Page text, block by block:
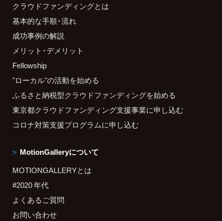
クラウドファンディングとは
基本的な手順・流れ
成功事例の解説
メリット・デメリット
Fellowship
"ローカル"の活動を始める
ふるさと納税型クラウドファンディングを始める
東京都クラウドファンディング支援事業に申し込む
コロナ対策支援プログラムに申し込む
MotionGalleryについて
MOTIONGALLERYとは
#2020 年代
よくあるご質問
お問い合わせ